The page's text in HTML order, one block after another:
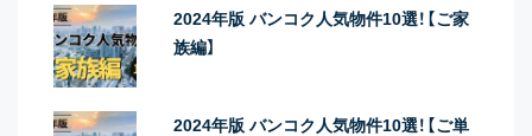
2024年版 バンコク人気物件10選！【ご家
族編】
2024年版 バンコク人気物件10選！【ご単